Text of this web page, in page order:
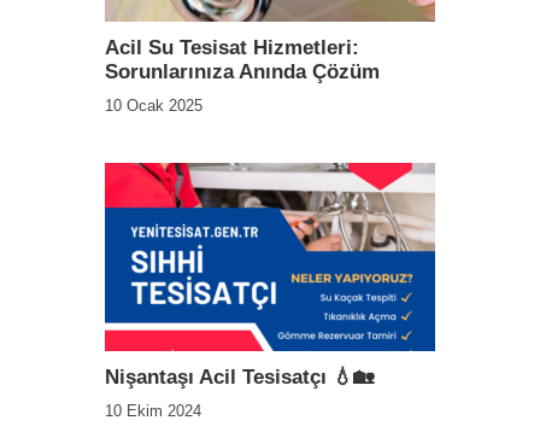
Acil Su Tesisat Hizmetleri:
Sorunlarınıza Anında Çözüm
10 Ocak 2025
Nişantaşı Acil Tesisatçı 💧🏡
10 Ekim 2024